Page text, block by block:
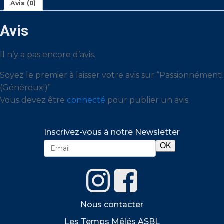
Avis (0)
Avis
Il n’y a pas encore d’avis.
Soyez le premier à laisser votre avis sur “Passionnément!
(Généreux!)”
Vous devez être connecté pour publier un avis.
Inscrivez-vous à notre Newsletter
Nous contacter
Les Temps Mêlés ASBL